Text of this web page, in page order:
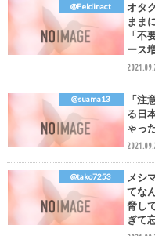
@Feldinact
オタ
まま
「不
ース
@suama13
「注
る日
ゃっ
@tako7253
メシ
てな
脅し
ぎて